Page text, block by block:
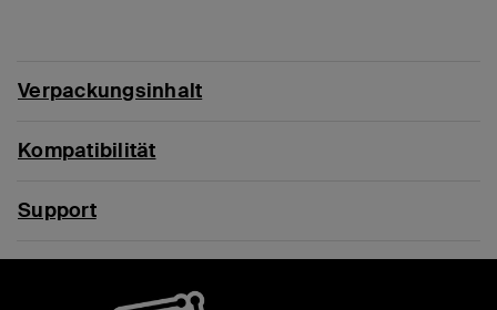
Verpackungsinhalt
Kompatibilität
Support